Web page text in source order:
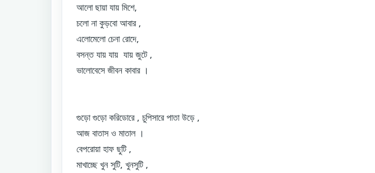
আলো ছায়া যায় মিশে,
চলো না কুড়বো আবার ,
এলোমেলো চেনা রোদে,
বসন্ত যায় যায় যায় জুটে ,
ভালোবেসে জীবন কাবার ।
গুড়ো গুড়ো করিডোরে , চুপিসারে পাতা উড়ে ,
আজ বাতাস ও মাতাল ।
বেপরোয়া হাফ ছুটি ,
মাখাচ্ছে খুন সুটি, খুনসুটি ,